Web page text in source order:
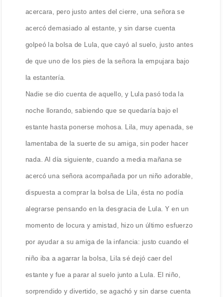
acercara, pero justo antes del cierre, una señora se
acercó demasiado al estante, y sin darse cuenta
golpeó la bolsa de Lula, que cayó al suelo, justo antes
de que uno de los pies de la señora la empujara bajo
la estantería.
Nadie se dio cuenta de aquello, y Lula pasó toda la
noche llorando, sabiendo que se quedaría bajo el
estante hasta ponerse mohosa. Lila, muy apenada, se
lamentaba de la suerte de su amiga, sin poder hacer
nada. Al día siguiente, cuando a media mañana se
acercó una señora acompañada por un niño adorable,
dispuesta a comprar la bolsa de Lila, ésta no podía
alegrarse pensando en la desgracia de Lula. Y en un
momento de locura y amistad, hizo un último esfuerzo
por ayudar a su amiga de la infancia: justo cuando el
niño iba a agarrar la bolsa, Lila sé dejó caer del
estante y fue a parar al suelo junto a Lula. El niño,
sorprendido y divertido, se agachó y sin darse cuenta